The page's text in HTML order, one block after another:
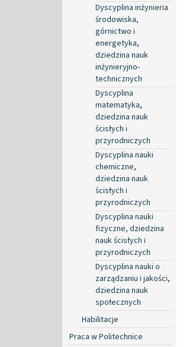
Dyscyplina inżynieria
środowiska,
górnictwo i
energetyka,
dziedzina nauk
inżynieryjno-
technicznych
Dyscyplina
matematyka,
dziedzina nauk
ścisłych i
przyrodniczych
Dyscyplina nauki
chemiczne,
dziedzina nauk
ścisłych i
przyrodniczych
Dyscyplina nauki
fizyczne, dziedzina
nauk ścisłych i
przyrodniczych
Dyscyplina nauki o
zarządzaniu i jakości,
dziedzina nauk
społecznych
Habilitacje
Praca w Politechnice